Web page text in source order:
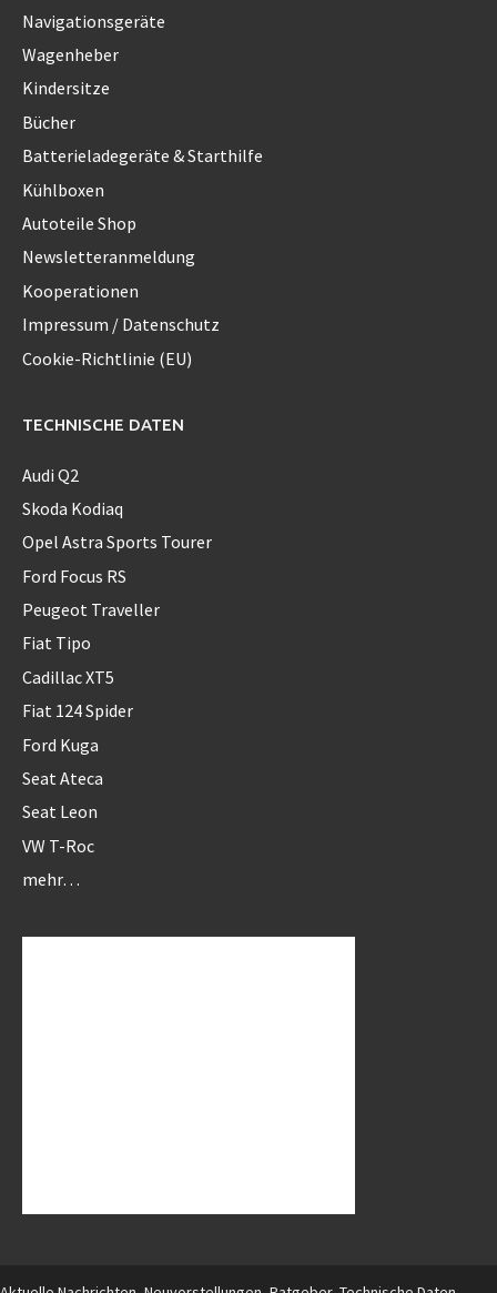
Navigationsgeräte
Wagenheber
Kindersitze
Bücher
Batterieladegeräte & Starthilfe
Kühlboxen
Autoteile Shop
Newsletteranmeldung
Kooperationen
Impressum / Datenschutz
Cookie-Richtlinie (EU)
TECHNISCHE DATEN
Audi Q2
Skoda Kodiaq
Opel Astra Sports Tourer
Ford Focus RS
Peugeot Traveller
Fiat Tipo
Cadillac XT5
Fiat 124 Spider
Ford Kuga
Seat Ateca
Seat Leon
VW T-Roc
mehr…